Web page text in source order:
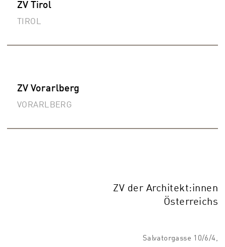
ZV Tirol
TIROL
ZV Vorarlberg
VORARLBERG
ZV der Architekt:innen
Österreichs
Salvatorgasse 10/6/4,